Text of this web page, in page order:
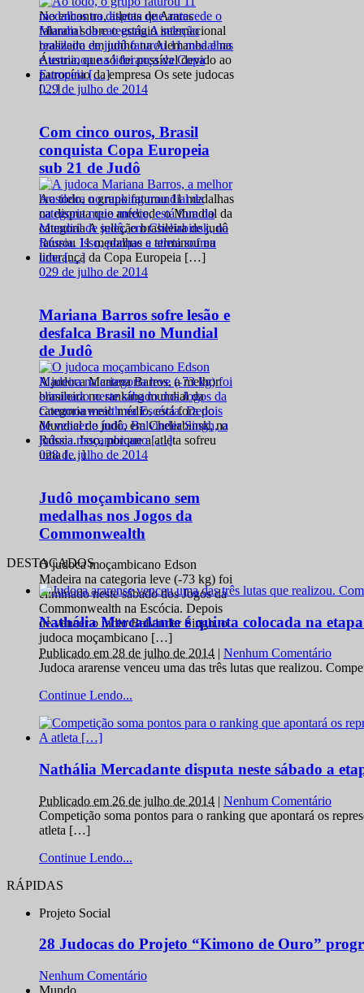
No encontro, atletas de Araras
falaram sobre o estágio internacional
realizado em junho na Alemanha e na
Áustria, que só foi possível devido ao
patrocínio da empresa Os sete judocas
[…]
029 de julho de 2014
Com cinco ouros, Brasil
conquista Copa Europeia
sub 21 de Judô
Ao todo, o grupo faturou 11 medalhas
na disputa que antecede o Mundial da
categoria A seleção brasileira de judô
faturou 11 medalhas e terminou na
liderança da Copa Europeia […]
029 de julho de 2014
Mariana Barros sofre lesão e
desfalca Brasil no Mundial
de Judô
A judoca Mariana Barros, a melhor
brasileira no ranking mundial da
categoria meio médio, está fora do
Mundial de judô, em Cheliabinsk, na
Rússia. Isso, porque a atleta sofreu
uma […]
028 de julho de 2014
Judô moçambicano sem
medalhas nos Jogos da
Commonwealth
O judoca moçambicano Edson
Madeira na categoria leve (-73 kg) foi
eliminado neste sábado dos Jogos da
Commonwealth na Escócia. Depois
de vencer o índio Balvinder Singh, o
judoca moçambicano […]
DESTACADOS
Nathália Mercadante é quinta colocada na
Publicado em 28 de julho de 2014 | Nenhum Comentário
Judoca ararense venceu uma das três lutas que realizou.
Continue Lendo...
Nathália Mercadante disputa neste sábado a
Publicado em 26 de julho de 2014 | Nenhum Comentário
Competição soma pontos para o ranking que apontará os
atleta […]
Continue Lendo...
RÁPIDAS
Projeto Social
28 Judocas do Projeto “Kimono de Ouro”
Nenhum Comentário
Mundo